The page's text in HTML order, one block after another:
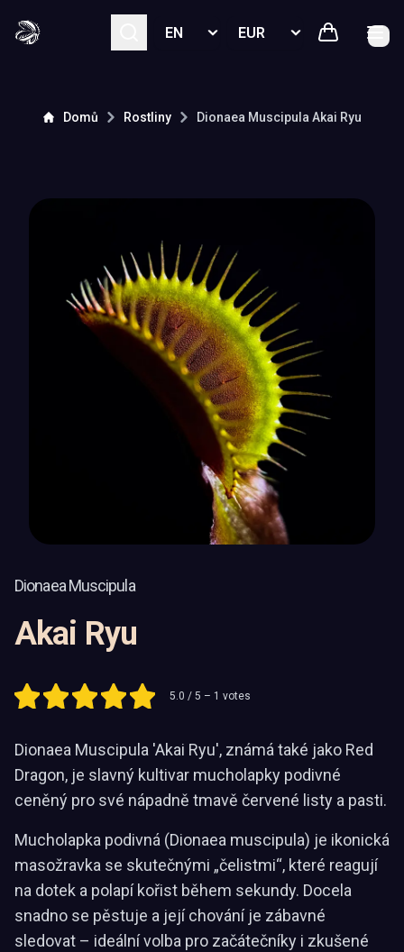
Select languageSelect currency
Domů Rostliny Dionaea Muscipula Akai Ryu
Dionaea Muscipula
Akai Ryu
5.0 / 5 – 1 votes
Dionaea Muscipula 'Akai Ryu', známá také jako Red
Dragon, je slavný kultivar mucholapky podivné
ceněný pro své nápadně tmavě červené listy a pasti.
Mucholapka podivná (Dionaea muscipula) je ikonická
masožravka se skutečnými „čelistmi“, které reagují
na dotek a polapí kořist během sekundy. Docela
snadno se pěstuje a její chování je zábavné
sledovat – ideální volba pro začátečníky i zkušené